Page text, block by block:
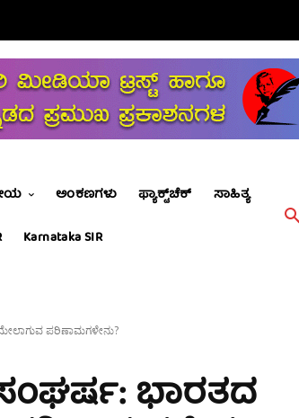
ಅಂಕಣಗಳು ಫ್ಯಾಕ್ಟ್‌ಚೆಕ್
ಸಾಹಿತ್ಯ
Karnataka SIR
ಪರಿಣಾಮಗಳೇನು?
ಭಾರತದ